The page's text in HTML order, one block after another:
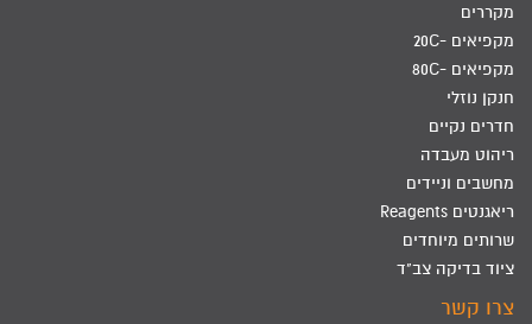
מקררים
מקפיאים -20C
מקפיאים -80C
חנקן נוזלי
חדרים נקיים
ריהוט מעבדה
מחשבים וניידים
ריאגנטים Reagents
שרותים מיוחדים
ציוד בדיקה צב"ד
צרו קשר